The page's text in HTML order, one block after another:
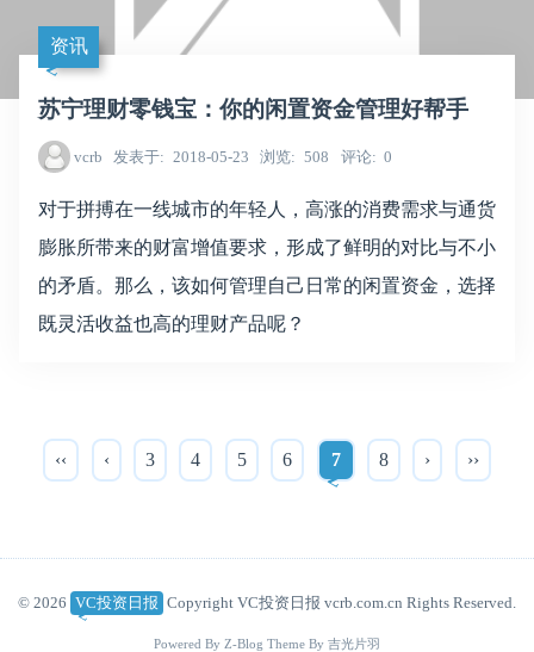
资讯
苏宁理财零钱宝：你的闲置资金管理好帮手
vcrb 发表于 2018-05-23 浏览 508 评论 0
对于拼搏在一线城市的年轻人，高涨的消费需求与通货
膨胀所带来的财富增值要求，形成了鲜明的对比与不小
的矛盾。那么，该如何管理自己日常的闲置资金，选择
既灵活收益也高的理财产品呢？
‹‹ ‹ 3 4 5 6 7 8 › ››
© 2026 VC投资日报 Copyright VC投资日报 vcrb.com.cn Rights Reserved.
Powered By Z-Blog Theme By 吉光片羽